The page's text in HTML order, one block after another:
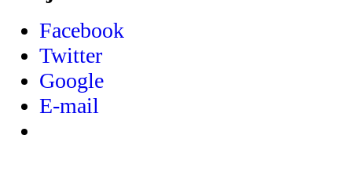
Facebook
Twitter
Google
E-mail